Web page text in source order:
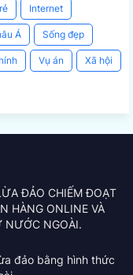
Internet
Á Sống đẹp
Vụ án Xã hội
ĐẢO CHIẾM ĐOẠT
HÀNG ONLINE VÀ
NƯỚC NGOÀI.
đảo bằng hình thức